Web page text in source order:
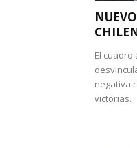
El
negativa
victorias.